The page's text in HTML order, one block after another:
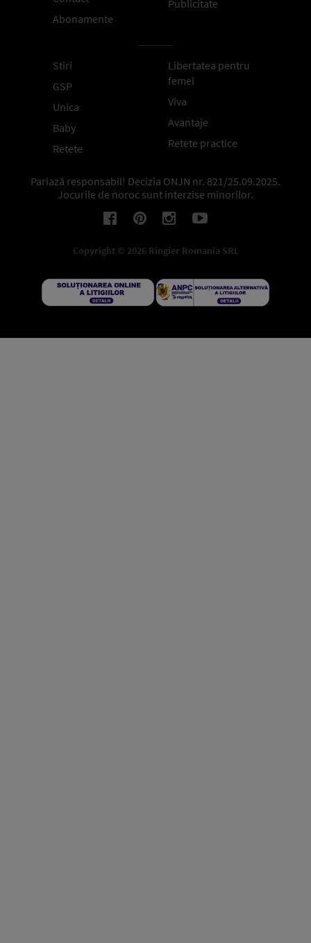
Abonamente
Publicitate
Stiri
GSP
Unica
Baby
Retete
Libertatea pentru
femei
Viva
Avantaje
Retete practice
Pariază responsabil! Decizia ONJN nr. 821/25.09.2025.
Jocurile de noroc sunt interzise minorilor.
Copyright © 2026 Ringier Romania SRL